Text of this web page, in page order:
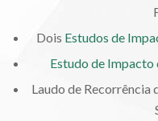
Dois Estudos de
Estudo de Impacto
Laudo de Recorrência